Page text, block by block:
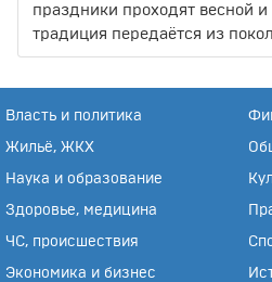
праздники проходят весной
традиция передаётся из
Власть и политика
Жильё, ЖКХ
Наука и образование
Здоровье, медицина
ЧС, происшествия
Экономика и бизнес